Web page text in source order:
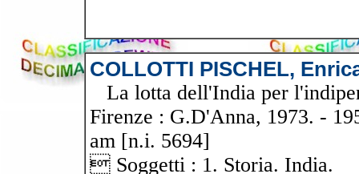
COLLOTTI PISCHEL,
La lotta dell'India per
Firenze : G.D'Anna, 1973. -
am [n.i. 5694]
 Soggetti : 1. Storia. India.